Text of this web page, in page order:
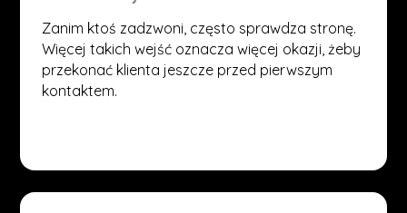
Zanim ktoś zadzwoni, często sprawdza stronę.
Więcej takich wejść oznacza więcej okazji, żeby
przekonać klienta jeszcze przed pierwszym
kontaktem.